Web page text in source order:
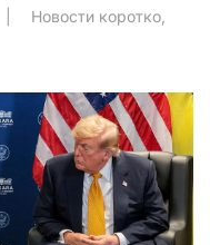
Новости коротко,